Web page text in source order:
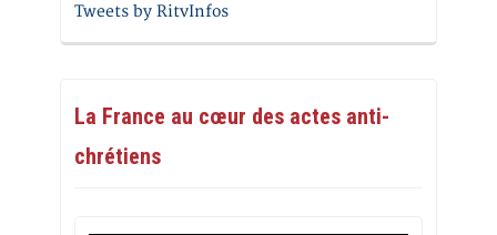
Tweets by RitvInfos
La France au cœur des actes anti-
chrétiens